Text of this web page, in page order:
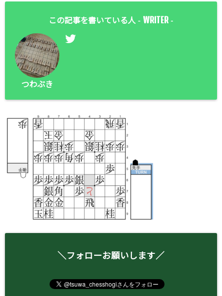
この記事を書いている人 - WRITER -
つわぶき
＼フォローお願いします／